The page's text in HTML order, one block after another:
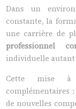
Dans un
constante, la
une carrière de
professionnel
individuelle autant
Cette mise à
complémentaires
de nouvelles